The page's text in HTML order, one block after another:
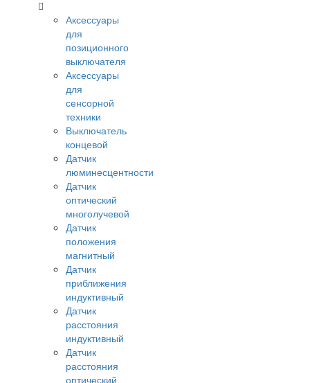
Аксессуары
для
позиционного
выключателя
Аксессуары
для
сенсорной
техники
Выключатель
концевой
Датчик
люминесцентности
Датчик
оптический
многолучевой
Датчик
положения
магнитный
Датчик
приближения
индуктивный
Датчик
расстояния
индуктивный
Датчик
расстояния
оптический